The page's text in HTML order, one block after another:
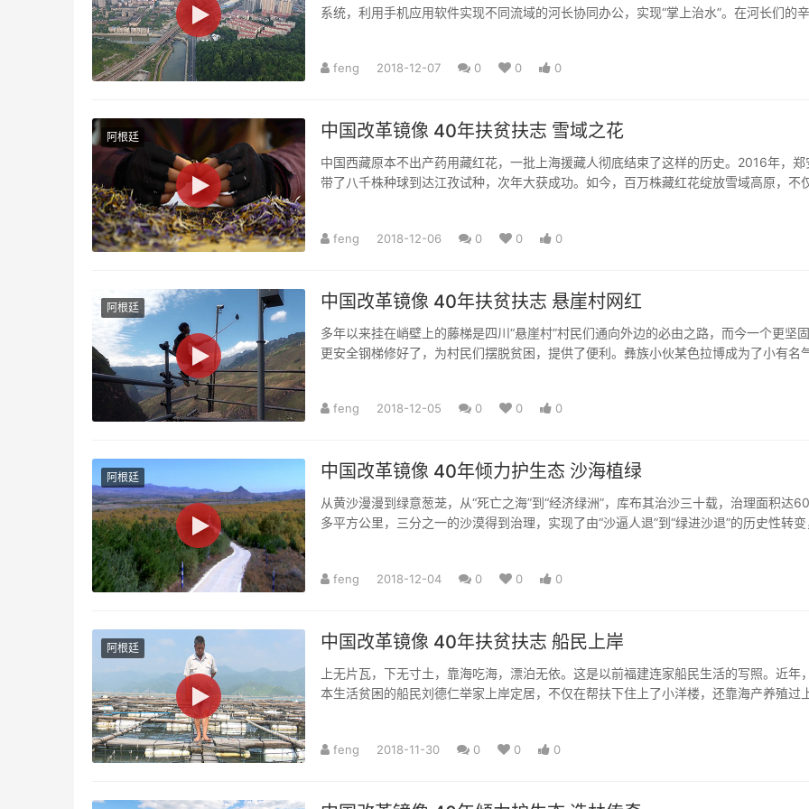
系统，利用手机应用软件实现不同流域的河长协同办公，实现“掌上治水”。在河长们的
feng 2018-12-07 0 0 0
阿根廷 中国改革镜像 40年扶贫扶志​ 雪域之花
中国西藏原本不出产药用藏红花，一批上海援藏人彻底结束了这样的历史。2016年，郑
带了八千株种球到达江孜试种，次年大获成功。如今，百万株藏红花绽放雪域高原，不
feng 2018-12-06 0 0 0
阿根廷 中国改革镜像 40年扶贫扶志​ 悬崖村网红
多年以来挂在峭壁上的藤梯是四川“悬崖村”村民们通向外边的必由之路，而今一个更坚固
更安全钢梯修好了，为村民们摆脱贫困，提供了便利。彝族小伙某色拉博成为了小有名
feng 2018-12-05 0 0 0
阿根廷 中国改革镜像 40年倾力护生态 沙海植绿
从黄沙漫漫到绿意葱茏，从“死亡之海”到“经济绿洲”，库布其治沙三十载，治理面积达
多平方公里，三分之一的沙漠得到治理，实现了由“沙逼人退”到“绿进沙退”的历史性转变
feng 2018-12-04 0 0 0
阿根廷 中国改革镜像 40年扶贫扶志​ 船民上岸
上无片瓦，下无寸土，靠海吃海，漂泊无依。这是以前福建连家船民生活的写照。近年
本生活贫困的船民刘德仁举家上岸定居，不仅在帮扶下住上了小洋楼，还靠海产养殖过
feng 2018-11-30 0 0 0